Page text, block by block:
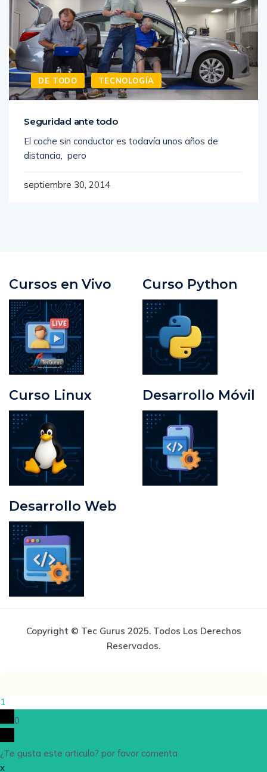
DE TODO TECNOLOGÍA
Seguridad ante todo
El coche sin conductor es todavía unos años de
distancia, pero
septiembre 30, 2014
Cursos en Vivo Curso Python
Curso Linux Desarrollo Móvil
Desarrollo Web
Copyright © Tec Gurus 2025. Todos Los Derechos
Reservados.
1
0
¿Te gusta este articulo? por favor comenta
x